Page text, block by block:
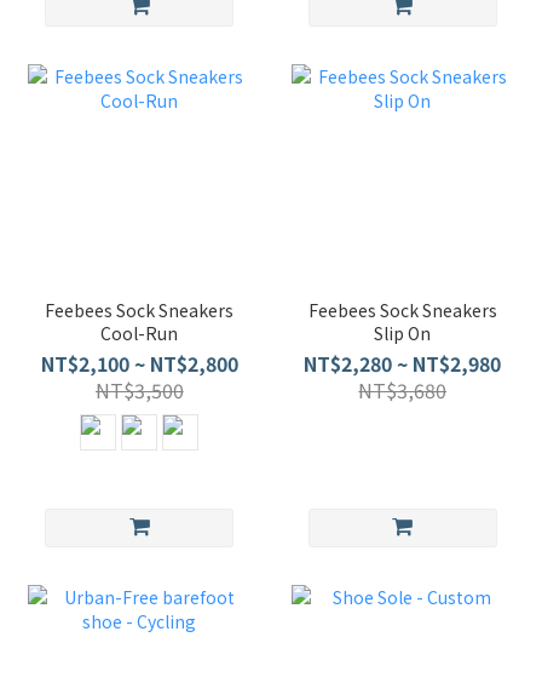
Feebees Sock Sneakers
Cool-Run
NT$2,100 ~ NT$2,800
NT$3,500
Feebees Sock Sneakers
Slip On
NT$2,280 ~ NT$2,980
NT$3,680